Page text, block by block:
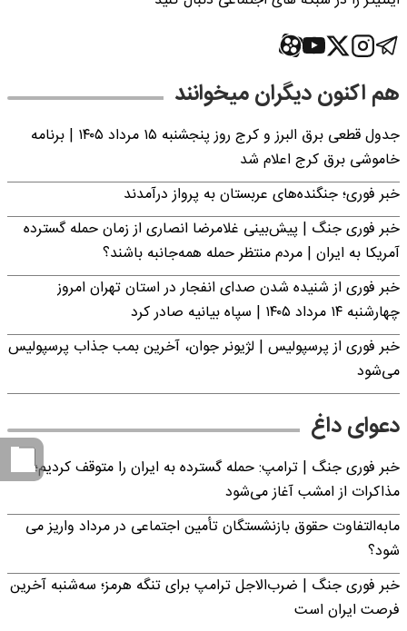
هم اکنون دیگران میخوانند
جدول قطعی برق البرز و کرج روز پنجشنبه ۱۵ مرداد ۱۴۰۵ | برنامه
خاموشی برق کرج اعلام شد
خبر فوری؛ جنگنده‌های عربستان به پرواز درآمدند
خبر فوری جنگ | پیش‌بینی غلامرضا انصاری از زمان حمله گسترده
آمریکا به ایران | مردم منتظر حمله همه‌جانبه باشند؟
خبر فوری از شنیده شدن صدای انفجار در استان تهران امروز
چهارشنبه ۱۴ مرداد ۱۴۰۵ | سپاه بیانیه صادر کرد
خبر فوری از پرسپولیس | لژیونر جوان، آخرین بمب جذاب پرسپولیس
می‌شود
دعوای داغ
خبر فوری جنگ | ترامپ: حمله گسترده به ایران را متوقف کردیم؛
مذاکرات از امشب آغاز می‌شود
مابه‌التفاوت حقوق بازنشستگان تأمین اجتماعی در مرداد واریز می
شود؟
خبر فوری جنگ | ضرب‌الاجل ترامپ برای تنگه هرمز؛ سه‌شنبه آخرین
فرصت ایران است